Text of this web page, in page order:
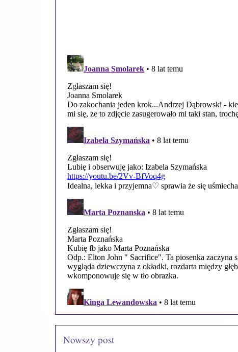
Nowszy post